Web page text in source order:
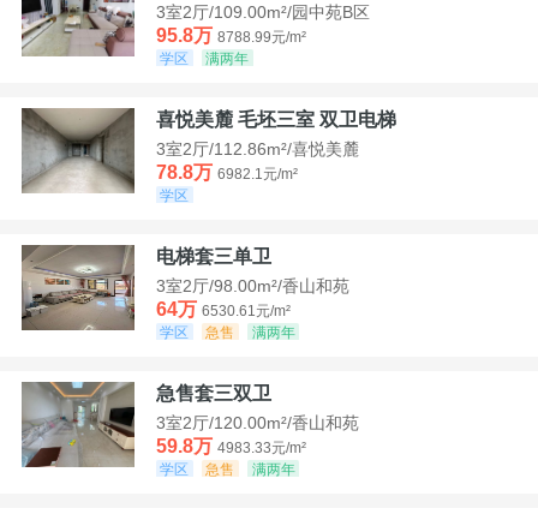
3室2厅/109.00m²/园中苑B区
95.8万 8788.99元/m²
学区
满两年
喜悦美麓 毛坯三室 双卫电梯
3室2厅/112.86m²/喜悦美麓
78.8万 6982.1元/m²
学区
电梯套三单卫
3室2厅/98.00m²/香山和苑
64万 6530.61元/m²
学区
急售 满两年
急售套三双卫
3室2厅/120.00m²/香山和苑
59.8万 4983.33元/m²
学区
急售 满两年